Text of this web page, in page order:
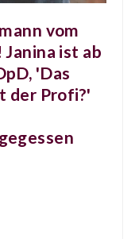
vom
ist ab
'Das
der Profi?'